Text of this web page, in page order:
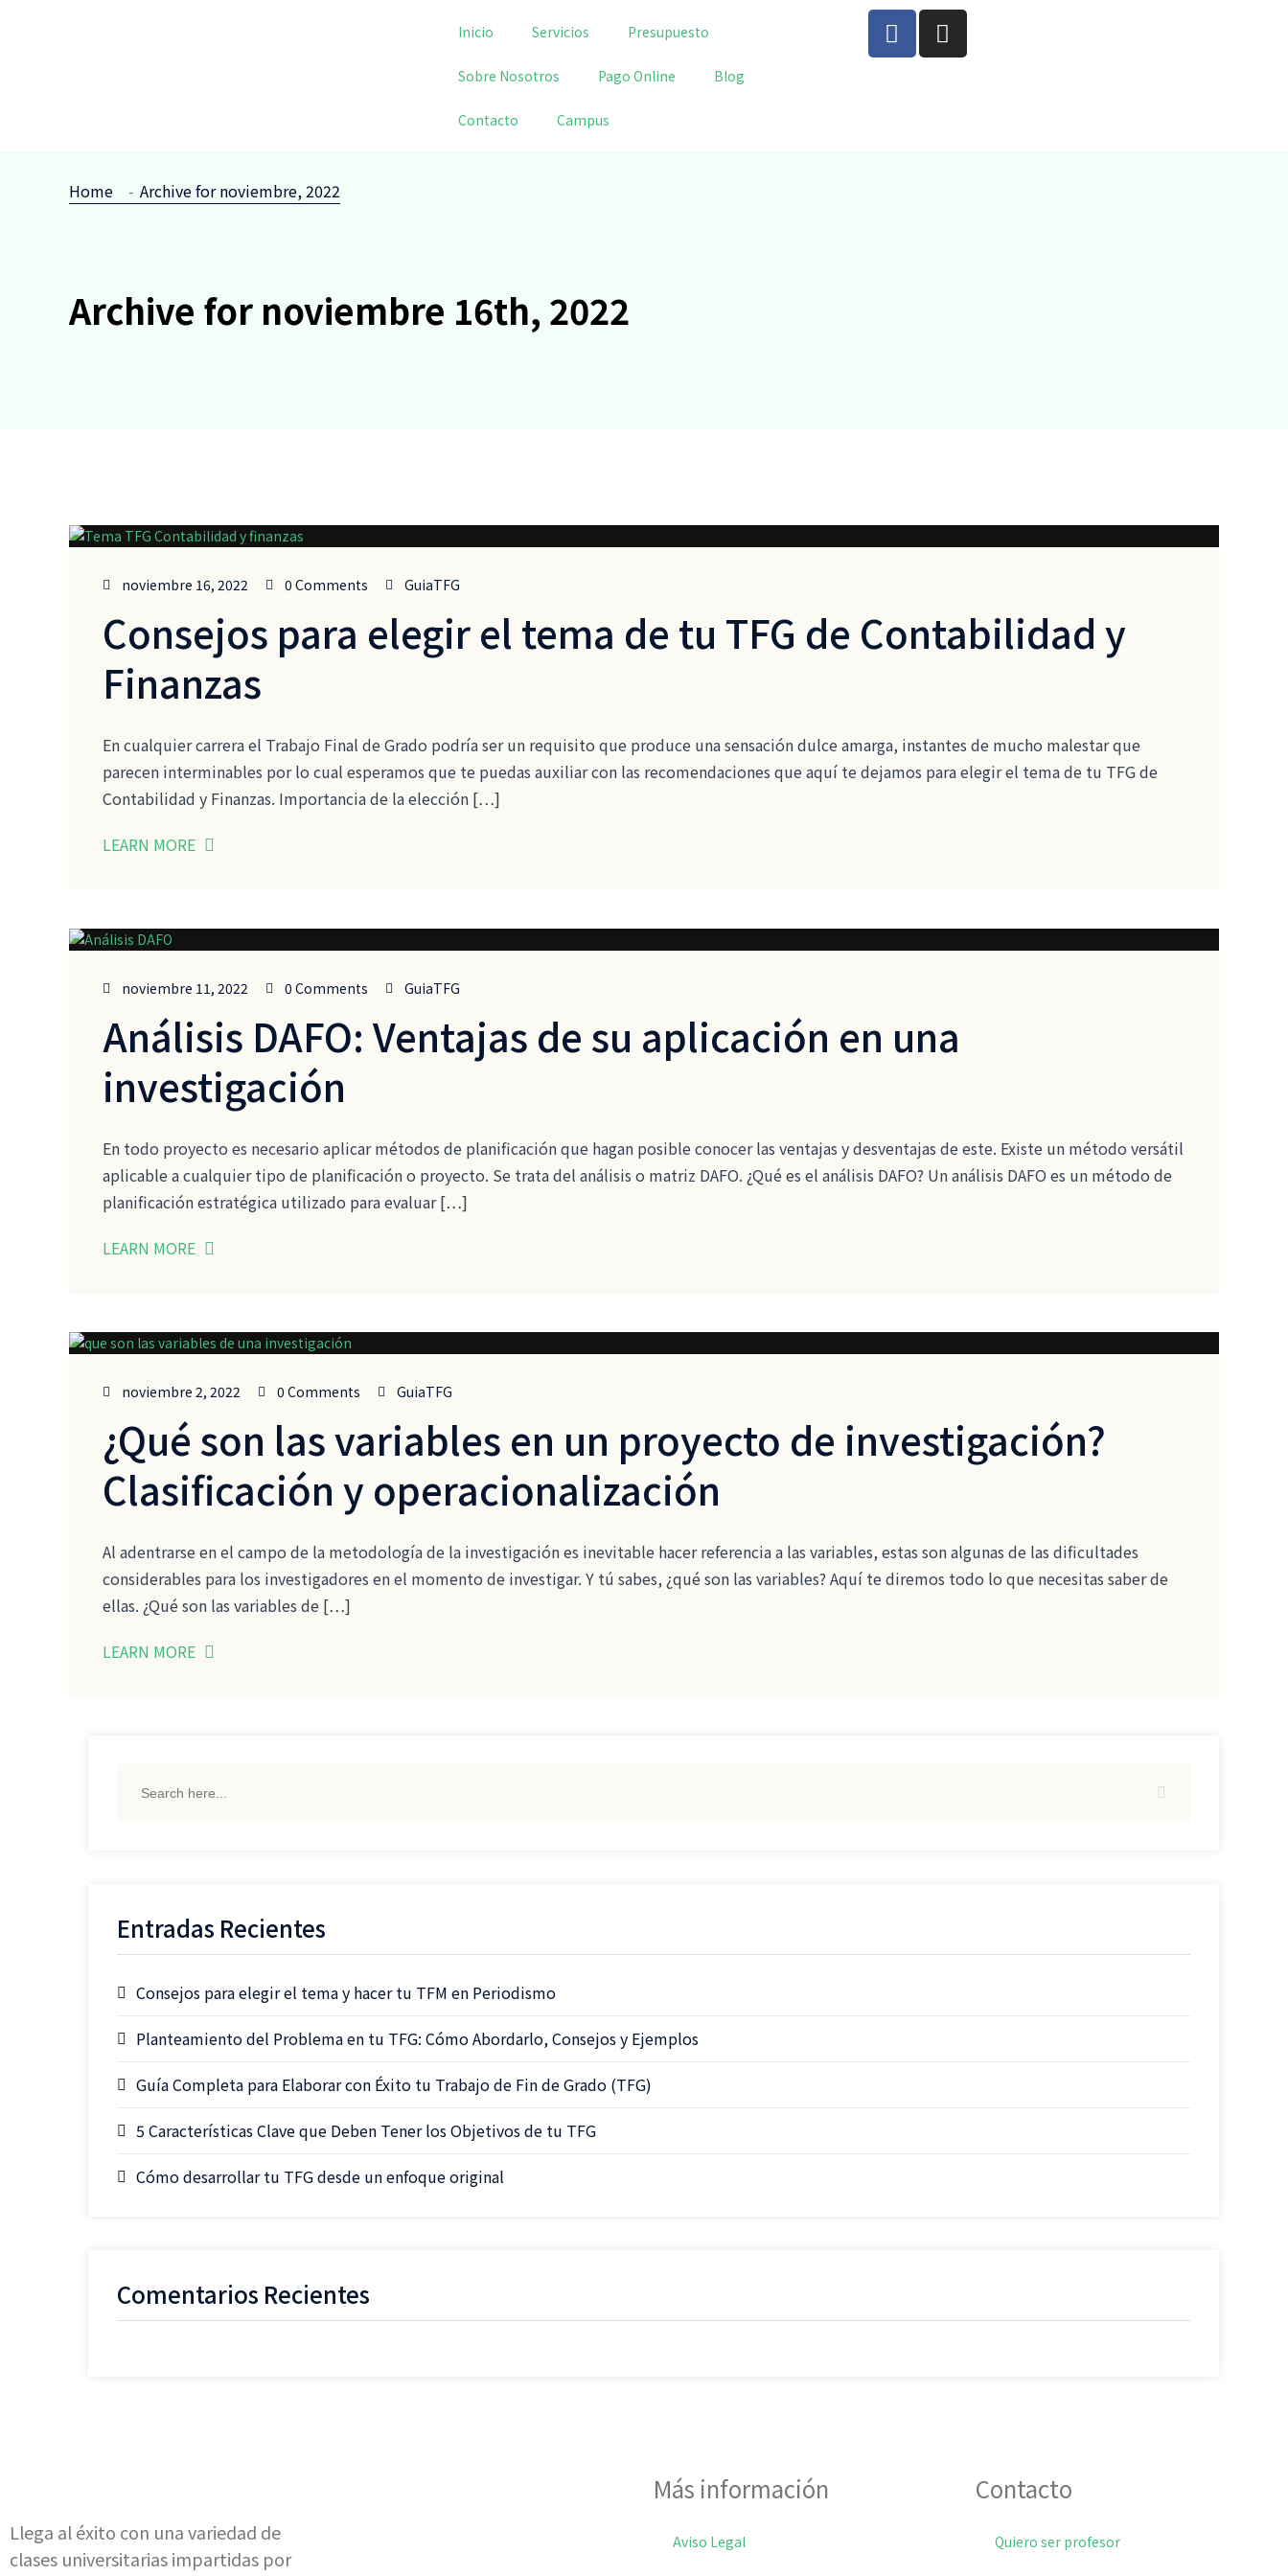
Inicio Servicios Presupuesto
Sobre Nosotros Pago Online Blog
Contacto Campus
Home Archive for noviembre, 2022
Archive for noviembre 16th, 2022
noviembre 16, 2022 0 Comments GuiaTFG
Consejos para elegir el tema de tu TFG de Contabilidad y
Finanzas
En cualquier carrera el Trabajo Final de Grado podría ser un requisito que produce una sensación dulce amarga, instantes de mucho malestar que
parecen interminables por lo cual esperamos que te puedas auxiliar con las recomendaciones que aquí te dejamos para elegir el tema de tu TFG de
Contabilidad y Finanzas. Importancia de la elección […]
LEARN MORE
noviembre 11, 2022 0 Comments GuiaTFG
Análisis DAFO: Ventajas de su aplicación en una
investigación
En todo proyecto es necesario aplicar métodos de planificación que hagan posible conocer las ventajas y desventajas de este. Existe un método versátil
aplicable a cualquier tipo de planificación o proyecto. Se trata del análisis o matriz DAFO. ¿Qué es el análisis DAFO? Un análisis DAFO es un método de
planificación estratégica utilizado para evaluar […]
LEARN MORE
noviembre 2, 2022 0 Comments GuiaTFG
¿Qué son las variables en un proyecto de investigación?
Clasificación y operacionalización
Al adentrarse en el campo de la metodología de la investigación es inevitable hacer referencia a las variables, estas son algunas de las dificultades
considerables para los investigadores en el momento de investigar. Y tú sabes, ¿qué son las variables? Aquí te diremos todo lo que necesitas saber de
ellas. ¿Qué son las variables de […]
LEARN MORE
Entradas Recientes
Consejos para elegir el tema y hacer tu TFM en Periodismo
Planteamiento del Problema en tu TFG: Cómo Abordarlo, Consejos y Ejemplos
Guía Completa para Elaborar con Éxito tu Trabajo de Fin de Grado (TFG)
5 Características Clave que Deben Tener los Objetivos de tu TFG
Cómo desarrollar tu TFG desde un enfoque original
Comentarios Recientes
Llega al éxito con una variedad de
clases universitarias impartidas por
Más información
Aviso Legal
Contacto
Quiero ser profesor